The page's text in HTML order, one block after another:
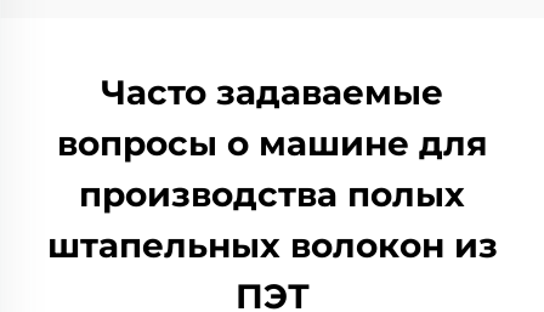
Часто задаваемые
вопросы о машине для
производства полых
штапельных волокон из
ПЭТ